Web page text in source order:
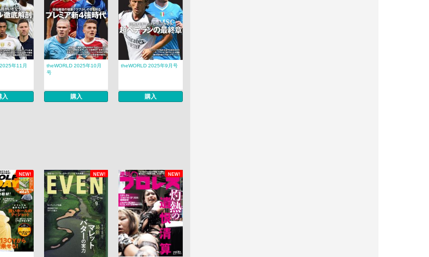
年11月
入
theWORLD 2025年10月
号
購入
theWORLD 2025年9月号
購入
NEW! NEW! NEW!